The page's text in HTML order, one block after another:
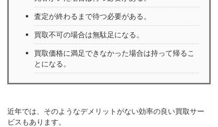
査定が終わるまで待つ必要がある。
買取不可の場合は無駄足になる。
買取価格に満足できなかった場合は持って帰るこ
とになる。
近年では、そのようなデメリットがない効率の良い買取サー
ビスもあります。